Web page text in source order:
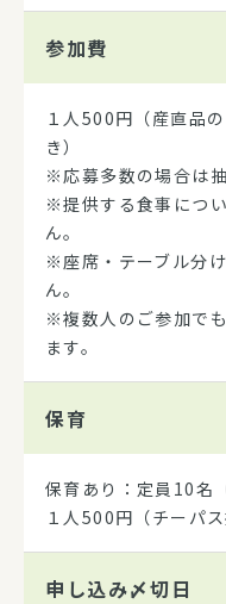
参加費
１人500円（産直品
き）
※応募多数の場合は抽
※提供する食事につ
ん。
※座席・テーブル分
ん。
※複数人のご参加で
ます。
保育
保育あり：定員10名
１人500円（チーパ
申し込み〆切日